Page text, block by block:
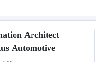
Architect
Automotive